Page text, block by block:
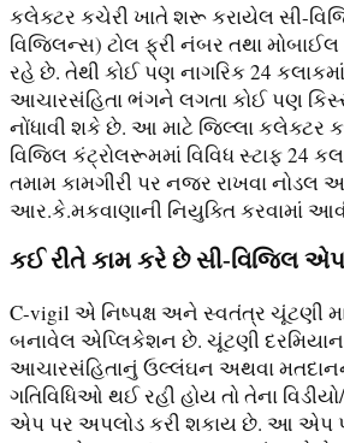
કલેક્ટર કચેરી ખાતે શરૂ કરાયેલ સી-
વિજિલન્સ) ટોલ ફ્રી નંબર તથા
રહે છે. તેથી કોઈ પણ નાગરિક 24
આચારસંહિતા ભંગને લગતા કોઈ પણ
નોંધાવી શકે છે. આ માટે જિલ્લા કલેક્ટર
વિજિલ કંટ્રોલરૂમમાં વિવિધ સ્ટાફ
તમામ કામગીરી પર નજર રાખવા નોડલ
આર.કે.મકવાણાની નિયુક્તિ કરવામાં
કઈ રીતે કામ કરે છે સી-વિજિલ
C-vigil એ નિષ્પક્ષ અને સ્વતંત્ર ચૂંટણી
બનાવેલ એપ્લિકેશન છે. ચૂંટણી
આચારસંહિતાનું ઉલ્લંઘન અથવા
ગતિવિધિઓ થઈ રહી હોય તો તેના
એપ પર અપલોડ કરી શકાય છે. આ એપ